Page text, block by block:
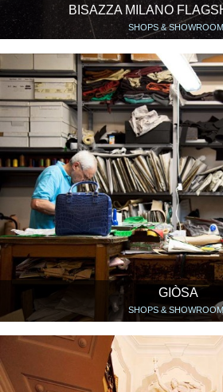
BISAZZA MILANO
SHOPS &
GIÒSA
SHOPS &